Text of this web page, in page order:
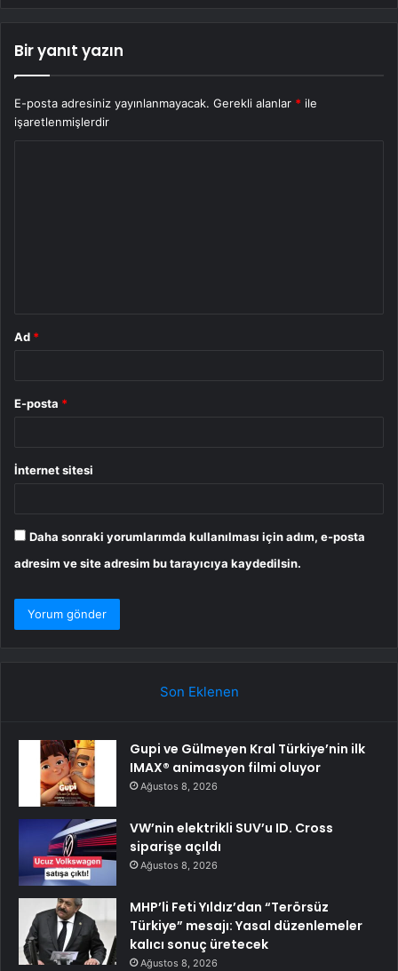
Bir yanıt yazın
E-posta adresiniz yayınlanmayacak. Gerekli alanlar * ile
işaretlenmişlerdir
Ad *
E-posta *
İnternet sitesi
Daha sonraki yorumlarımda kullanılması için adım, e-posta
adresim ve site adresim bu tarayıcıya kaydedilsin.
Son Eklenen
Gupi ve Gülmeyen Kral Türkiye’nin ilk
IMAX® animasyon filmi oluyor
Ağustos 8, 2026
VW’nin elektrikli SUV’u ID. Cross
siparişe açıldı
Ağustos 8, 2026
MHP’li Feti Yıldız’dan “Terörsüz
Türkiye” mesajı: Yasal düzenlemeler
kalıcı sonuç üretecek
Ağustos 8, 2026